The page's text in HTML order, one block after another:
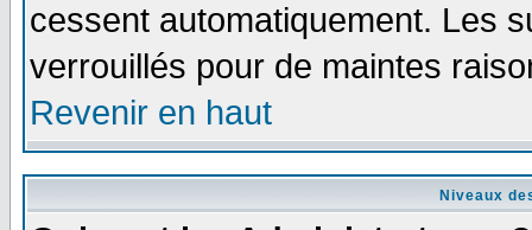
cessent automatiquement. Les
verrouillés pour de maintes
Revenir en haut
Niveaux